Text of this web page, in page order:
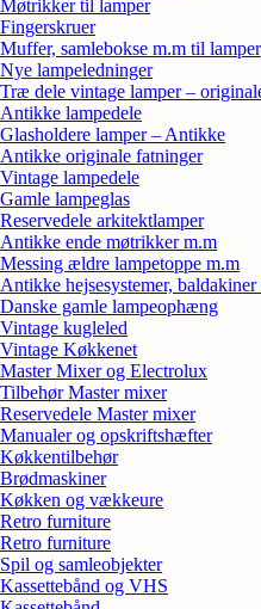
Møtrikker til lamper
Fingerskruer
Muffer, samlebokse m.m til lamper
Nye lampeledninger
Træ dele vintage lamper –
Antikke lampedele
Glasholdere lamper – Antikke
Antikke originale fatninger
Vintage lampedele
Gamle lampeglas
Reservedele arkitektlamper
Antikke ende møtrikker m.m
Messing ældre lampetoppe m.m
Antikke hejsesystemer, baldakiner
Danske gamle lampeophæng
Vintage kugleled
Vintage Køkkenet
Master Mixer og Electrolux
Tilbehør Master mixer
Reservedele Master mixer
Manualer og opskriftshæfter
Køkkentilbehør
Brødmaskiner
Køkken og vækkeure
Retro furniture
Retro furniture
Spil og samleobjekter
Kassettebånd og VHS